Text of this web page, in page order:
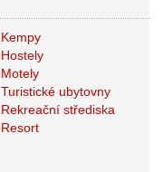
Kempy
Hostely
Motely
Turistické ubytovny
Rekreační střediska
Resort